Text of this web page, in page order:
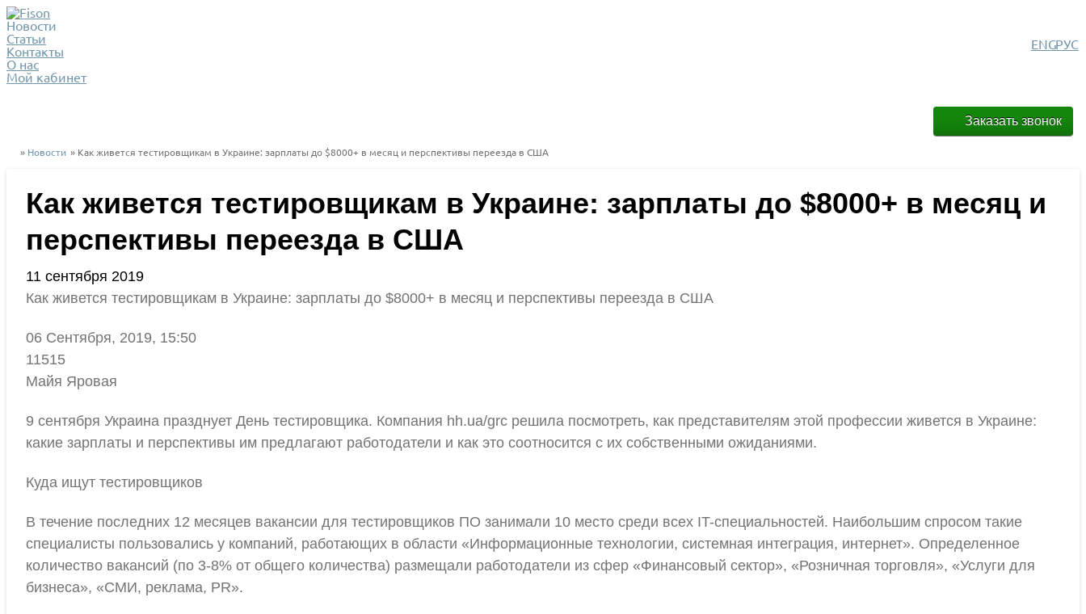
РУС
ENG
Новости
Статьи
Контакты
О нас
Мой кабинет
Заказать звонок
» Новости » Как живется тестировщикам в Украине: зарплаты до $8000+ в месяц и перспективы переезда в США
Как живется тестировщикам в Украине: зарплаты до $8000+ в месяц и
перспективы переезда в США
11 сентября 2019
Как живется тестировщикам в Украине: зарплаты до $8000+ в месяц и перспективы переезда в США
06 Сентября, 2019, 15:50
11515
Майя Яровая
9 сентября Украина празднует День тестировщика. Компания hh.ua/grc решила посмотреть, как представителям этой профессии живется в Украине:
какие зарплаты и перспективы им предлагают работодатели и как это соотносится с их собственными ожиданиями.
Куда ищут тестировщиков
В течение последних 12 месяцев вакансии для тестировщиков ПО занимали 10 место среди всех IT-специальностей. Наибольшим спросом такие
специалисты пользовались у компаний, работающих в области «Информационные технологии, системная интеграция, интернет». Определенное
количество вакансий (по 3-8% от общего количества) размещали работодатели из сфер «Финансовый сектор», «Розничная торговля», «Услуги для
бизнеса», «СМИ, реклама, PR».